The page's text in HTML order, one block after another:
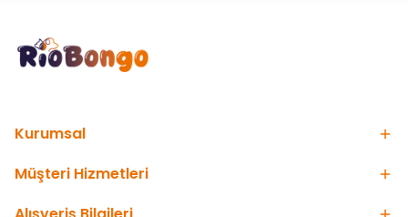
Kurumsal
Müşteri Hizmetleri